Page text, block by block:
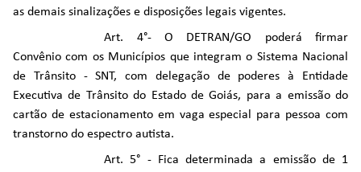
as demais sinalizações e disposições legais vigentes.
Art. 4°- O DETRAN/GO poderá firmar
Convênio com os Municípios que integram o Sistema Nacional
de Trânsito - SNT, com delegação de poderes à Entidade
Executiva de Trânsito do Estado de Goiás, para a emissão do
cartão de estacionamento em vaga especial para pessoa com
transtorno do espectro autista.
Art. 5° - Fica determinada a emissão de 1